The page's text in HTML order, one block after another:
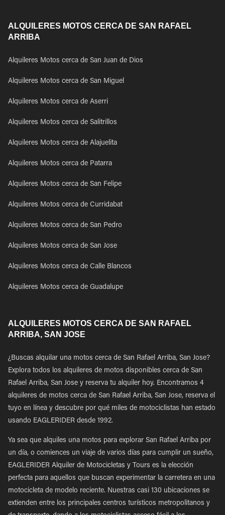
ALQUILERES MOTOS CERCA DE SAN RAFAEL
ARRIBA
Alquileres Motos cerca de San Juan de Dios
Alquileres Motos cerca de San Miguel
Alquileres Motos cerca de Aserri
Alquileres Motos cerca de Salitrillos
Alquileres Motos cerca de Alajuelita
Alquileres Motos cerca de Patarra
Alquileres Motos cerca de San Felipe
Alquileres Motos cerca de Curridabat
Alquileres Motos cerca de San Pedro
Alquileres Motos cerca de San Jose
Alquileres Motos cerca de Calle Blancos
Alquileres Motos cerca de Guadalupe
ALQUILERES MOTOS CERCA DE SAN RAFAEL
ARRIBA, SAN JOSE
¿Buscas alquilar una motos cerca de San Rafael Arriba, San Jose?
Explora todos los alquileres de motos disponibles cerca de San
Rafael Arriba, San Jose y reserva tu alquiler hoy. Encontramos 4
alquileres de motos cerca de San Rafael Arriba, San Jose, reserva el
tuyo en línea y descubre por qué miles de motociclistas han estado
usando EAGLERIDER desde 1992.
Ya sea que alquiles una motos para explorar San Rafael Arriba por
un día, o comiences un viaje de varios días para cumplir un sueño,
EAGLERIDER Alquiler de Motocicletas y Tours es la elección
perfecta para aquellos que buscan experimentar la carretera en una
motocicleta de modelo reciente. Nuestras casi 130 ubicaciones se
extienden entre los principales centros turísticos metropolitanos y